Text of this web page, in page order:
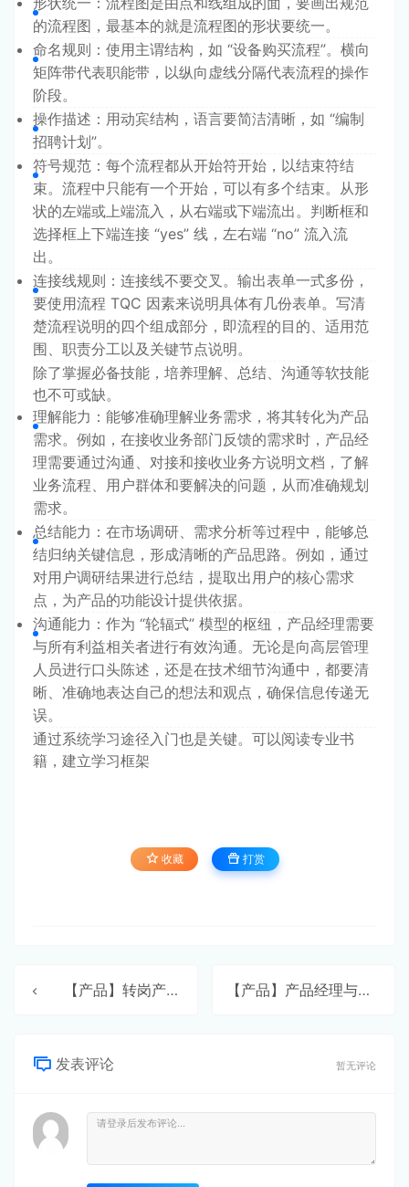
的流程图，最基本的就是流程图的形状要统一。
命名规则：使用主谓结构，如 “设备购买流程”。横向
矩阵带代表职能带，以纵向虚线分隔代表流程的操作
阶段。
操作描述：用动宾结构，语言要简洁清晰，如 “编制
招聘计划”。
符号规范：每个流程都从开始符开始，以结束符结
束。流程中只能有一个开始，可以有多个结束。从形
状的左端或上端流入，从右端或下端流出。判断框和
选择框上下端连接 “yes” 线，左右端 “no” 流入流
出。
连接线规则：连接线不要交叉。输出表单一式多份，
要使用流程 TQC 因素来说明具体有几份表单。写清
楚流程说明的四个组成部分，即流程的目的、适用范
围、职责分工以及关键节点说明。
除了掌握必备技能，培养理解、总结、沟通等软技能
也不可或缺。
理解能力：能够准确理解业务需求，将其转化为产品
需求。例如，在接收业务部门反馈的需求时，产品经
理需要通过沟通、对接和接收业务方说明文档，了解
业务流程、用户群体和要解决的问题，从而准确规划
需求。
总结能力：在市场调研、需求分析等过程中，能够总
结归纳关键信息，形成清晰的产品思路。例如，通过
对用户调研结果进行总结，提取出用户的核心需求
点，为产品的功能设计提供依据。
沟通能力：作为 “轮辐式” 模型的枢纽，产品经理需要
与所有利益相关者进行有效沟通。无论是向高层管理
人员进行口头陈述，还是在技术细节沟通中，都要清
晰、准确地表达自己的想法和观点，确保信息传递无
误。
通过系统学习途径入门也是关键。可以阅读专业书
籍，建立学习框架
收藏 打赏
【产品】转岗产品经理的弊端与挑战 【产品】产品经理与项目经理
发表评论 暂无评论